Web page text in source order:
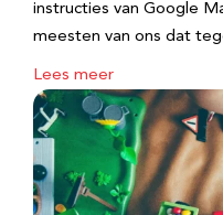
instructies van Google
meesten van ons dat
Lees meer